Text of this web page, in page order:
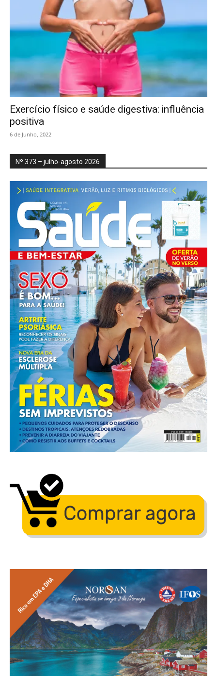
Exercício físico e saúde digestiva: influência
positiva
6 de Junho, 2022
Nº 373 – julho-agosto 2026